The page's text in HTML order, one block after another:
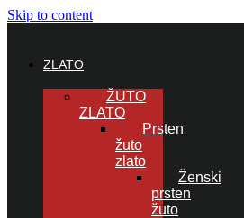
Skip to content
ZLATO
ŽUTO
ZLATO
Prsten
žuto
zlato
Ženski
prsten
žuto